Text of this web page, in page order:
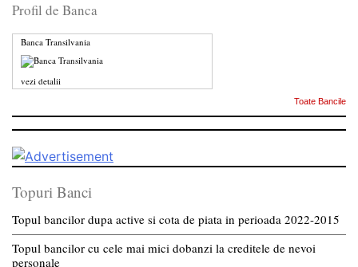
Profil de Banca
Banca Transilvania
vezi detalii
Toate Bancile
Topuri Banci
Topul bancilor dupa active si cota de piata in perioada 2022-2015
Topul bancilor cu cele mai mici dobanzi la creditele de nevoi
personale